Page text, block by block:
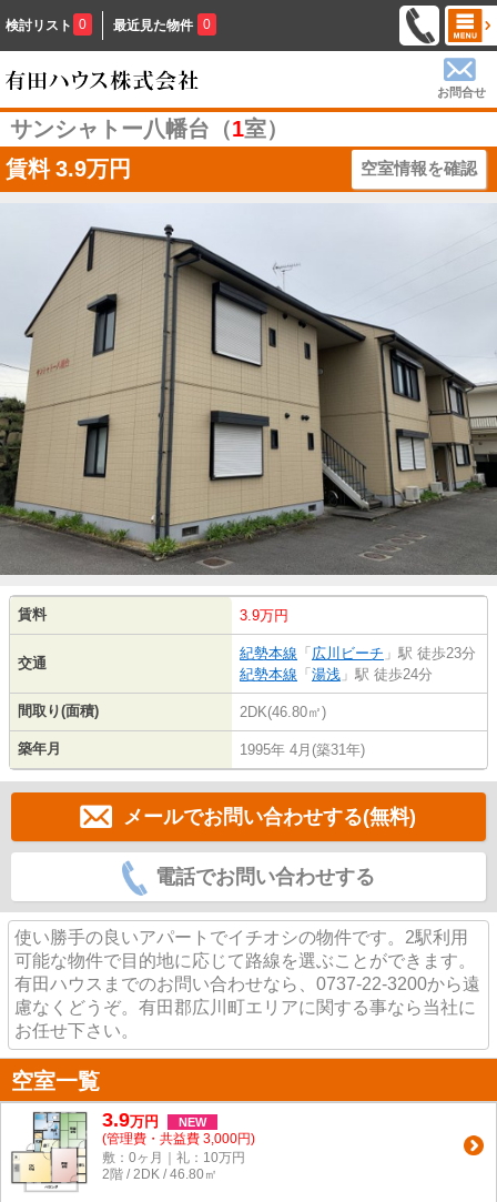
検討リスト 0 最近見た物件 0
お問合せ
サンシャトー八幡台（1室）
賃料 3.9万円 空室情報を確認
賃料 3.9万円
交通
紀勢本線 「 広川ビーチ 」駅 徒歩23分
紀勢本線 「 湯浅 」駅 徒歩24分
間取り(面積) 2DK(46.80㎡)
築年月 1995年 4月(築31年)
メールでお問い合わせする(無料)
電話でお問い合わせする
使い勝手の良いアパートでイチオシの物件です。2駅利用
可能な物件で目的地に応じて路線を選ぶことができます。
有田ハウスまでのお問い合わせなら、0737-22-3200から遠
慮なくどうぞ。有田郡広川町エリアに関する事なら当社に
お任せ下さい。
空室一覧
3.9万円 NEW
(管理費・共益費 3,000円)
敷：0ヶ月｜礼：10万円
2階 / 2DK / 46.80㎡